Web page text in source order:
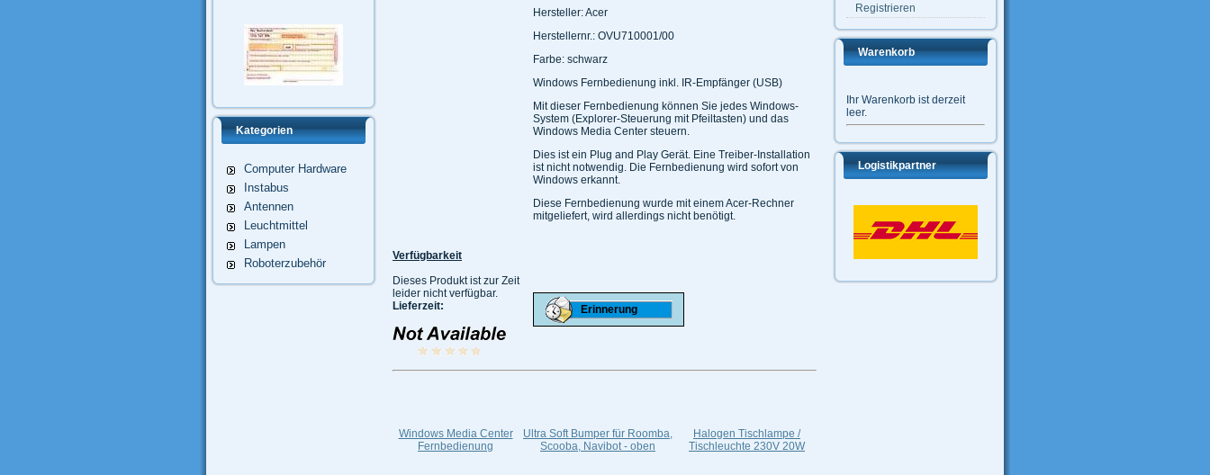
Kategorien
Computer Hardware
Instabus
Antennen
Leuchtmittel
Lampen
Roboterzubehör
Hersteller: Acer
Herstellernr.: OVU710001/00
Farbe: schwarz
Windows Fernbedienung inkl. IR-Empfänger (USB)
Mit dieser Fernbedienung können Sie jedes Windows-
System (Explorer-Steuerung mit Pfeiltasten) und das
Windows Media Center steuern.
Dies ist ein Plug and Play Gerät. Eine Treiber-Installation
ist nicht notwendig. Die Fernbedienung wird sofort von
Windows erkannt.
Diese Fernbedienung wurde mit einem Acer-Rechner
mitgeliefert, wird allerdings nicht benötigt.
Verfügbarkeit
Dieses Produkt ist zur Zeit
leider nicht verfügbar.
Lieferzeit:
Windows Media Center
Fernbedienung
Ultra Soft Bumper für Roomba,
Scooba, Navibot - oben
Halogen Tischlampe /
Tischleuchte 230V 20W
Registrieren
Warenkorb
Ihr Warenkorb ist derzeit
leer.
Logistikpartner